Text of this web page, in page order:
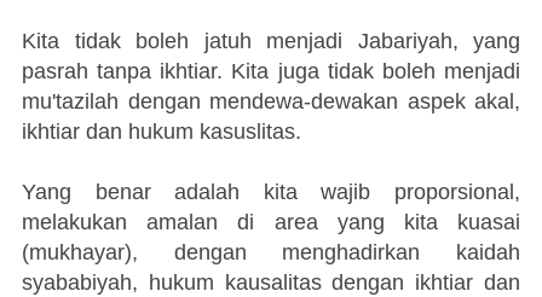
Kita tidak boleh jatuh menjadi Jabariyah, yang
pasrah tanpa ikhtiar. Kita juga tidak boleh menjadi
mu'tazilah dengan mendewa-dewakan aspek akal,
ikhtiar dan hukum kasuslitas.
Yang benar adalah kita wajib proporsional,
melakukan amalan di area yang kita kuasai
(mukhayar), dengan menghadirkan kaidah
syababiyah, hukum kausalitas dengan ikhtiar dan